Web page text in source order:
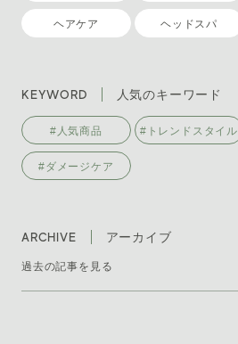
ヘアケア ヘッドスパ
KEYWORD 人気のキーワード
#人気商品 #トレンドスタイル
#ダメージケア
ARCHIVE アーカイブ
過去の記事を見る